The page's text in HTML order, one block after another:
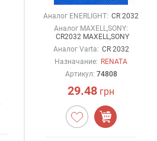
Аналог ENERLIGHT: CR 2032
Аналог MAXELL,SONY:
CR2032 MAXELL,SONY
Аналог Varta: CR 2032
Назначание: RENATA
Артикул: 74808
29.48 грн